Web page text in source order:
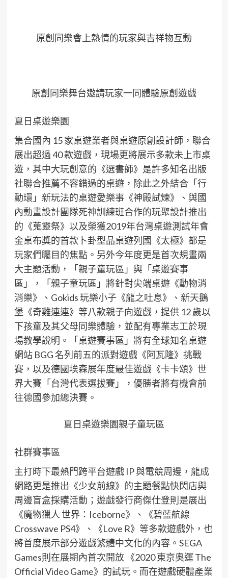
原創同樂會上熱情的玩家與吉祥物互動
原創同樂舞台邀請玩家一同體驗原創遊戲
夏日桌遊樂園
集合國內 15 家桌遊業者與桌遊原創設計師，聯合
展出超過 40 款遊戲，現場更將展示多款未上市桌
遊，其中大玩創意的《選書師》是許多知名出版
社聯合推薦不容錯過的桌遊，除此之外結合「行
動環」新玩法的桌遊愛樂事《神殿試煉》、與國
內動畫設計團隊死神訓練班合作的玩聚設計推出
的《蒐靈祭》以及榮獲2019年台灣桌遊測試年會
金桌布獎的首款卜卦型品桌遊列國《太極》都是
玩家們矚目的焦點。另外今年度更是首次規畫兩
大主題活動，「親子童玩區」與「桌遊賽事
區」，「親子童玩區」將針對尖端桌遊《動物消
消樂》、Gokids 玩樂小子《龍之吐息》、新天鵝
堡《奇雞連連》等八款親子向遊戲，提供 12 歲以
下孩童及其父母同樂體驗，並配有專業志工於現
場教學說明。「桌遊賽事區」將有全球知名桌遊
網站 BGG 名列前五的派對遊戲《阿瓦隆》挑戰
賽，以及德國埃森展年度最佳遊戲《卡卡頌》世
界大賽「台灣代表選拔賽」，優勝者將有機會前
往德國參加總決賽。
夏日桌遊樂園親子童玩區
社群賽事區
主打時下最熱門跨平台遊戲 IP 與電競周邊，龍成
網路更是推出《少女前線》的主題餐點快閃店與
周邊盲盒採購活動；遊戲發行商傑仕登則是展出
《魔物獵人 世界：Iceborne》、《碧藍航線
Crosswave PS4》、《Love R》等多款遊戲外，也
將首度展示部分遊戲繁體中文化的內容。SEGA
Games則在展期內首次開放 《2020 東京奧運 The
Official Video Game》的試玩。而在遊戲硬體產業